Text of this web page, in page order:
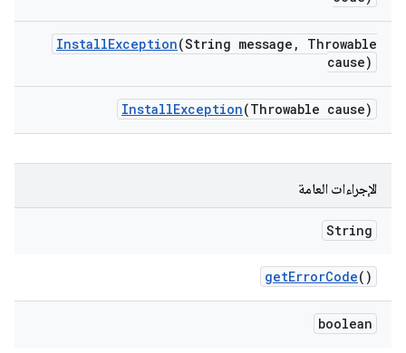
InstallException(String message ,
Throwable
cause)
InstallException(Throwable cause)
الإجراءات العامة
String
getErrorCode()
boolean